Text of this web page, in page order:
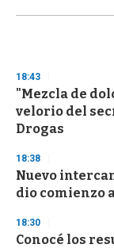
s
d
s
o
f
3
s
e
c
o
d
s
18:43
"Mezcla de
velorio del
Drogas
18:38
Nuevo
dio comienzo
18:30
Conocé los